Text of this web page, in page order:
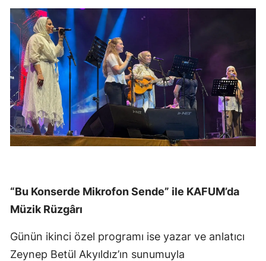
“Bu Konserde Mikrofon Sende” ile KAFUM’da
Müzik Rüzgârı
Günün ikinci özel programı ise yazar ve anlatıcı
Zeynep Betül Akyıldız’ın sunumuyla